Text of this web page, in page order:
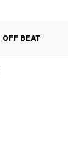
OFF BEAT